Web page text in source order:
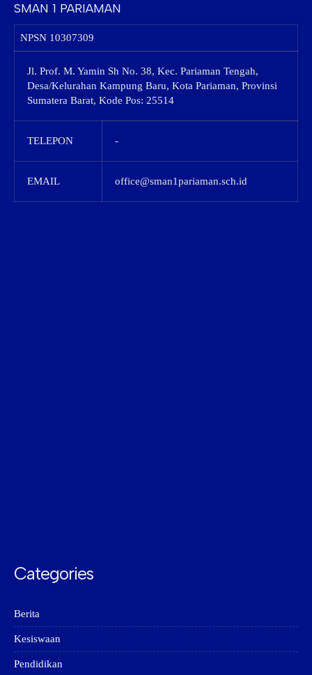
SMAN 1 PARIAMAN
NPSN 10307309
Jl. Prof. M. Yamin Sh No. 38, Kec. Pariaman Tengah,
Desa/Kelurahan Kampung Baru, Kota Pariaman, Provinsi
Sumatera Barat, Kode Pos: 25514
TELEPON -
EMAIL office@sman1pariaman.sch.id
Categories
Berita
Kesiswaan
Pendidikan